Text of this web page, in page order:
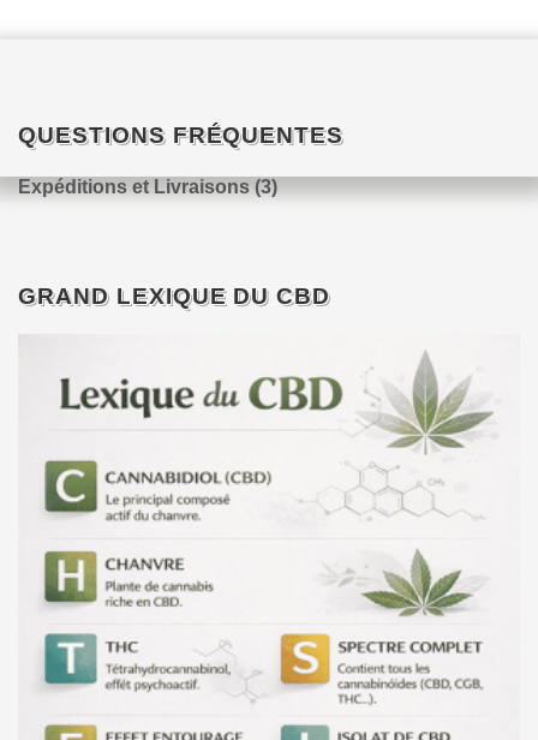
QUESTIONS FRÉQUENTES
Expéditions et Livraisons (3)
GRAND LEXIQUE DU CBD